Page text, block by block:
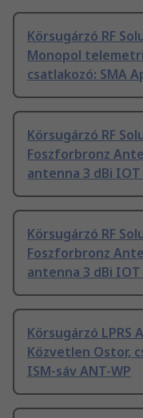
Körsugárzó RF
Monopol
csatlakozó: SMA
Körsugárzó RF
Foszforbronz
antenna 3 dBi IOT
Körsugárzó RF
Foszforbronz
antenna 3 dBi IOT
Körsugárzó LPRS
Közvetlen Ostor,
ISM-sáv ANT-WP